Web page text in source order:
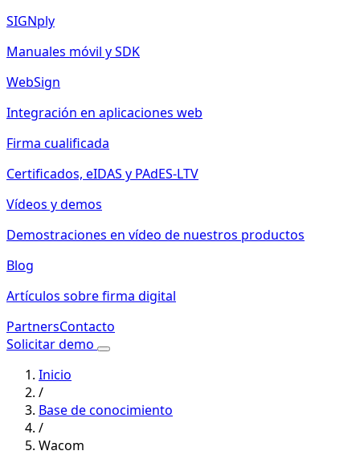
SIGNply
Manuales móvil y SDK
WebSign
Integración en aplicaciones web
Firma cualificada
Certificados, eIDAS y PAdES-LTV
Vídeos y demos
Demostraciones en vídeo de nuestros productos
Blog
Artículos sobre firma digital
PartnersContacto
Solicitar demo
Inicio
/
Base de conocimiento
/
Wacom